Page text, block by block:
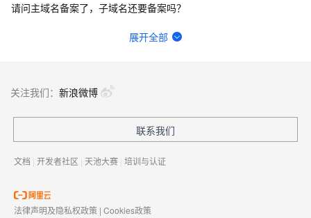
请问主域名备案了，子域名还要备案吗？
一键生成讲解视频，AI的理解和生成能力到底有多强？
函数计算一键部署ComfyUI绘画平台的优势有哪些？
有没有一种可能，其实你早就在AIGC了？
展开全部
关注我们： 新浪微博
联系我们
文档 | 开发者社区 | 天池大赛 | 培训与认证
法律声明及隐私权政策 | Cookies政策